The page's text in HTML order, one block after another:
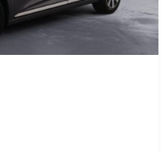
modes de conduite)
électriquement